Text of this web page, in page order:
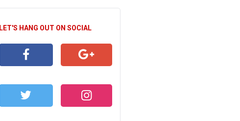
LET'S HANG OUT ON SOCIAL